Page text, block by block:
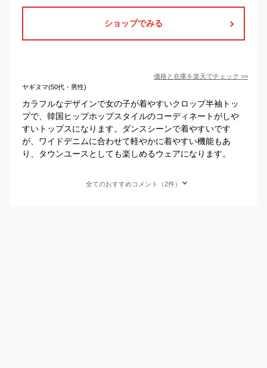
ショップでみる
価格と在庫を楽天でチェック >>
ヤギヌマ(50代・男性)
カラフルなデザインで女の子が着やすいクロップ半袖トッ
プで、韓国ヒップホップスタイルのコーディネートがしや
すいトップスになります。ダンスシーンで着やすいです
が、ワイドデニムに合わせて軽やかに着やすい機能もあ
り、タウンユースとしても楽しめるウェアになります。
全てのおすすめコメント（2件）